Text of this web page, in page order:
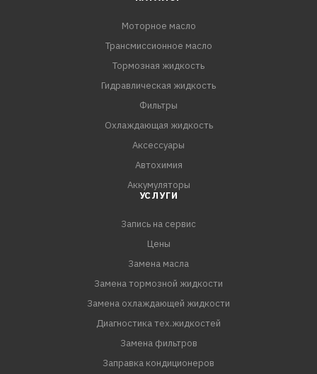
турбонаддувом и без него. Применяется в автобусах,
коммерческой, специальной и внедорожной технике
последних поколений. Отвечает требованиям
современных мощных и скоростных дизелей мировых
производителей. Разработано в соответствии с
Моторное масло
Трансмиссионное масло
Тормозная жидкость
Гидравлическая жидкость
Фильтры
Охлаждающая жидкость
Аксессуары
Автохимия
Аккумуляторы
УСЛУГИ
Запись на сервис
Цены
Замена масла
Замена тормозной жидкости
Замена охлаждающей жидкости
Диагностика тех.жидкостей
Замена фильтров
Заправка кондиционеров